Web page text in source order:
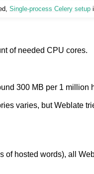
Single-process Celery setup
of needed CPU cores.
300 MB per 1 million
varies, but Weblate
of hosted words), all